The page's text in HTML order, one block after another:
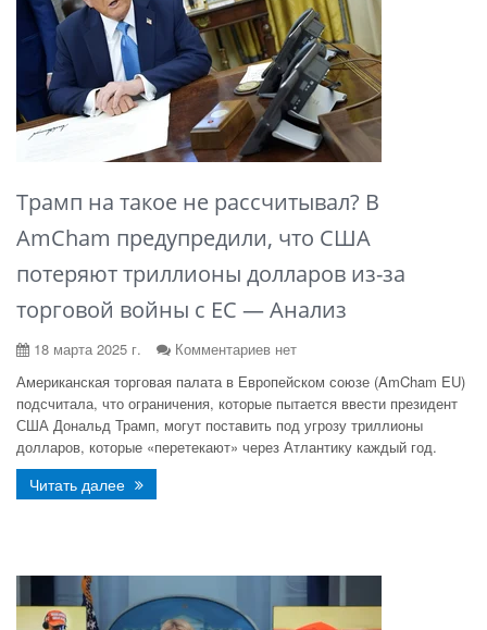
Трамп на такое не рассчитывал? В
AmCham предупредили, что США
потеряют триллионы долларов из-за
торговой войны с ЕС — Анализ
18 марта 2025 г.
Комментариев нет
Американская торговая палата в Европейском союзе (AmCham EU)
подсчитала, что ограничения, которые пытается ввести президент
США Дональд Трамп, могут поставить под угрозу триллионы
долларов, которые «перетекают» через Атлантику каждый год.
Читать далее